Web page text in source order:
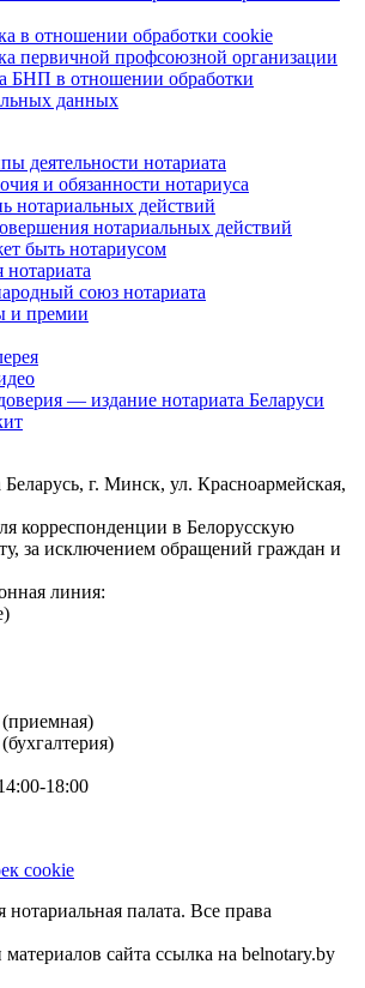
в отношении обработки cookie
первичной профсоюзной организации
БНП в отношении обработки
данных
деятельности нотариата
и обязанности нотариуса
нотариальных действий
нотариальных действий
быть нотариусом
нотариата
союз нотариата
и премии
— издание нотариата Беларуси
г. Минск, ул. Красноармейская,
корреспонденции в Белорусскую
за исключением обращений граждан и
линия:
(приемная)
(бухгалтерия)
18:00
cookie
нотариальная палата. Все права
сайта ссылка на belnotary.by